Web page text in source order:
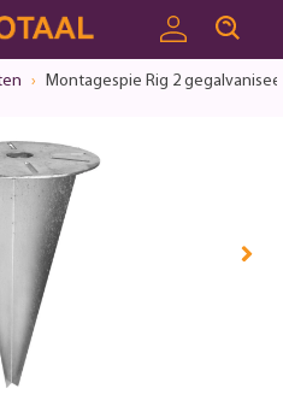
Montagespie Rig 2